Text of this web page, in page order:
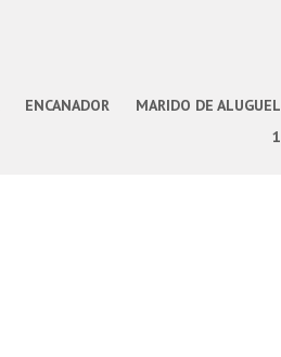
ENCANADOR
MARIDO DE ALUGUEL
1